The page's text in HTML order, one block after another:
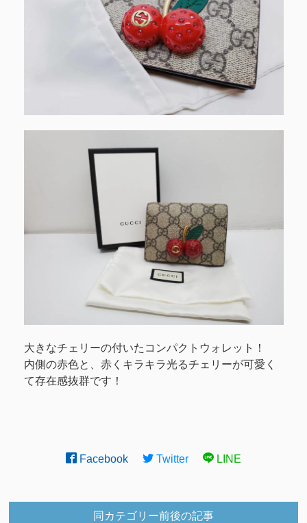
大きなチェリーの付いたコンパクトウォレット！
内側の赤色と、赤くキラキラ光るチェリーが可愛く
て存在感抜群です！
Facebook Twitter LINE
同カテゴリー前後の記事